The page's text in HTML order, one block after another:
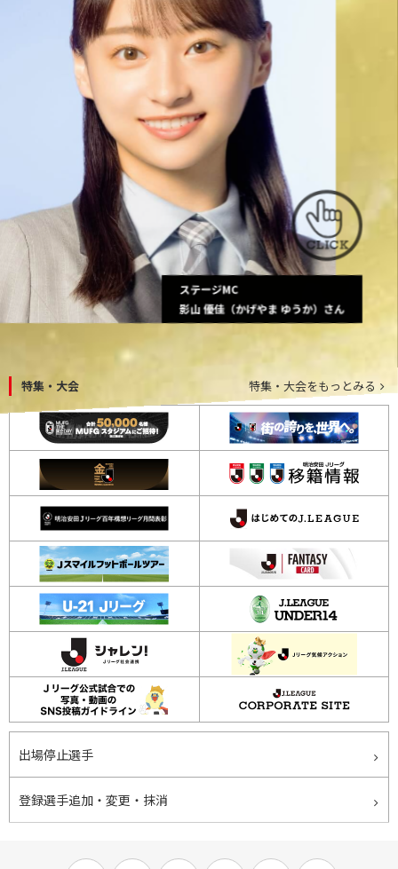
ステージMC
影山 優佳（かげやま ゆうか）さん
特集・大会 特集・大会をもっとみる
出場停止選手
登録選手追加・変更・抹消